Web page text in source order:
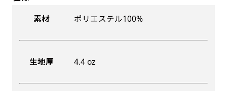
素材 ポリエステル100%
生地厚 4.4 oz